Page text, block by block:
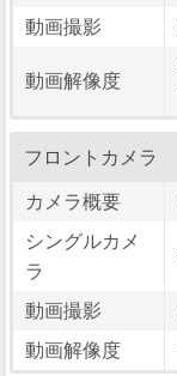
動画撮影
動画解像度
フロントカメラ
カメラ概要
シングルカメ
ラ
動画撮影
動画解像度